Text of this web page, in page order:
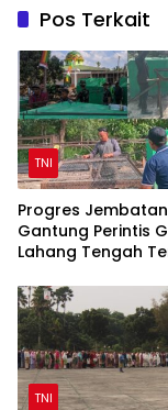
Pos Terkait
TNI
Progres Jembatan
Gantung Perintis
Lahang Tengah
TNI